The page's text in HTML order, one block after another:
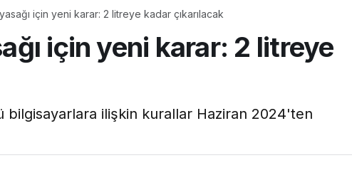
için yeni karar: 2 litreye kadar çıkarılacak
için yeni karar: 2 litreye
bilgisayarlara ilişkin kurallar Haziran 2024'ten